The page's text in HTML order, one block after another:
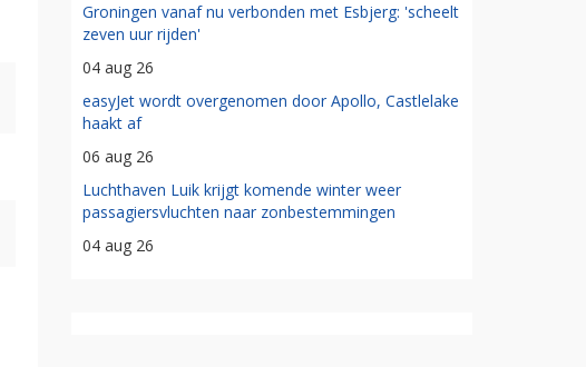
Groningen vanaf nu verbonden met Esbjerg: 'scheelt
zeven uur rijden'
04 aug 26
easyJet wordt overgenomen door Apollo, Castlelake
haakt af
06 aug 26
Luchthaven Luik krijgt komende winter weer
passagiersvluchten naar zonbestemmingen
04 aug 26